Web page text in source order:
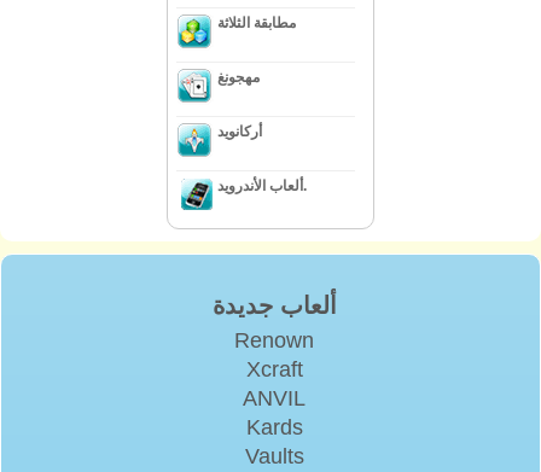
مطابقة الثلاثة
مهجونغ
أركانويد
ألعاب الأندرويد.
ألعاب جديدة
Renown
Xcraft
ANVIL
Kards
Vaults